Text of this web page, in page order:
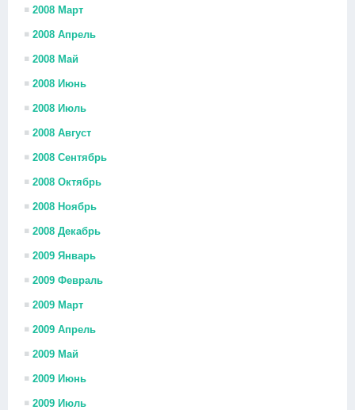
2008 Март
2008 Апрель
2008 Май
2008 Июнь
2008 Июль
2008 Август
2008 Сентябрь
2008 Октябрь
2008 Ноябрь
2008 Декабрь
2009 Январь
2009 Февраль
2009 Март
2009 Апрель
2009 Май
2009 Июнь
2009 Июль